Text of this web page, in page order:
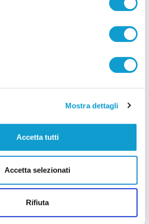
Mostra dettagli
Accetta tutti
Accetta selezionati
Rifiuta
doppietta di Faggioli